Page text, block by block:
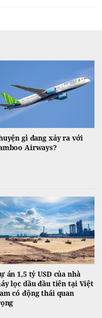
gì đang xảy ra với
Airways?
án 1,5 tỷ USD của nhà
lọc dầu đầu tiên tại Việt
có động thái quan